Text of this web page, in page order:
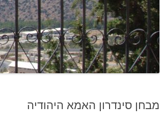
מבחן סינדרון האמא היהודיה